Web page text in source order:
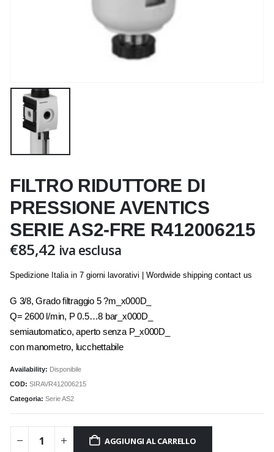
FILTRO RIDUTTORE DI
PRESSIONE AVENTICS
SERIE AS2-FRE R412006215
€85,42 iva esclusa
Spedizione Italia in 7 giorni lavorativi | Wordwide shipping contact us
G 3/8, Grado filtraggio 5 ?m_x000D_
Q= 2600 l/min, P 0.5…8 bar_x000D_
semiautomatico, aperto senza P_x000D_
con manometro, lucchettabile
Availability: Disponibile
COD: SIRAVR412006215
Categoria: Serie AS2
AGGIUNGI AL CARRELLO